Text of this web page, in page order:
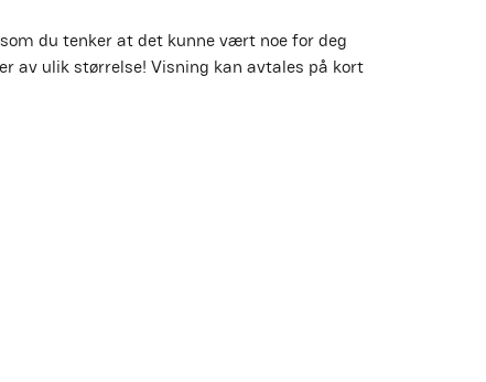
du tenker at det kunne vært noe for deg
av ulik størrelse! Visning kan avtales på kort